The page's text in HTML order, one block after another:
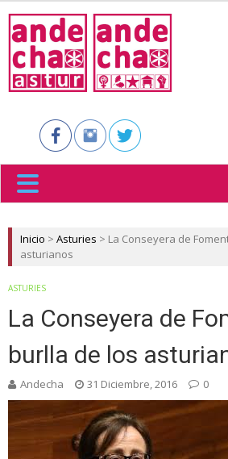
Inicio > Asturies > La Conseyera de
asturianos
ASTURIES
La Conseyera de
burlla de los
Andecha 31 Diciembre, 2016 0